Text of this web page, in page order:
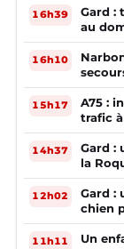
16h39
Gard :
au
16h10
15h17
A75 :
trafic
14h37
Gard :
la
12h02
Gard :
chien
11h11 Un